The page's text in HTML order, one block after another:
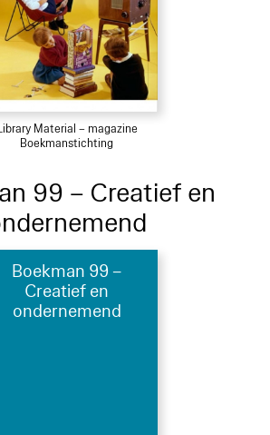
Material – magazine
Boekmanstichting
99 – Creatief en
Boekman 99 –
Creatief en
ondernemend